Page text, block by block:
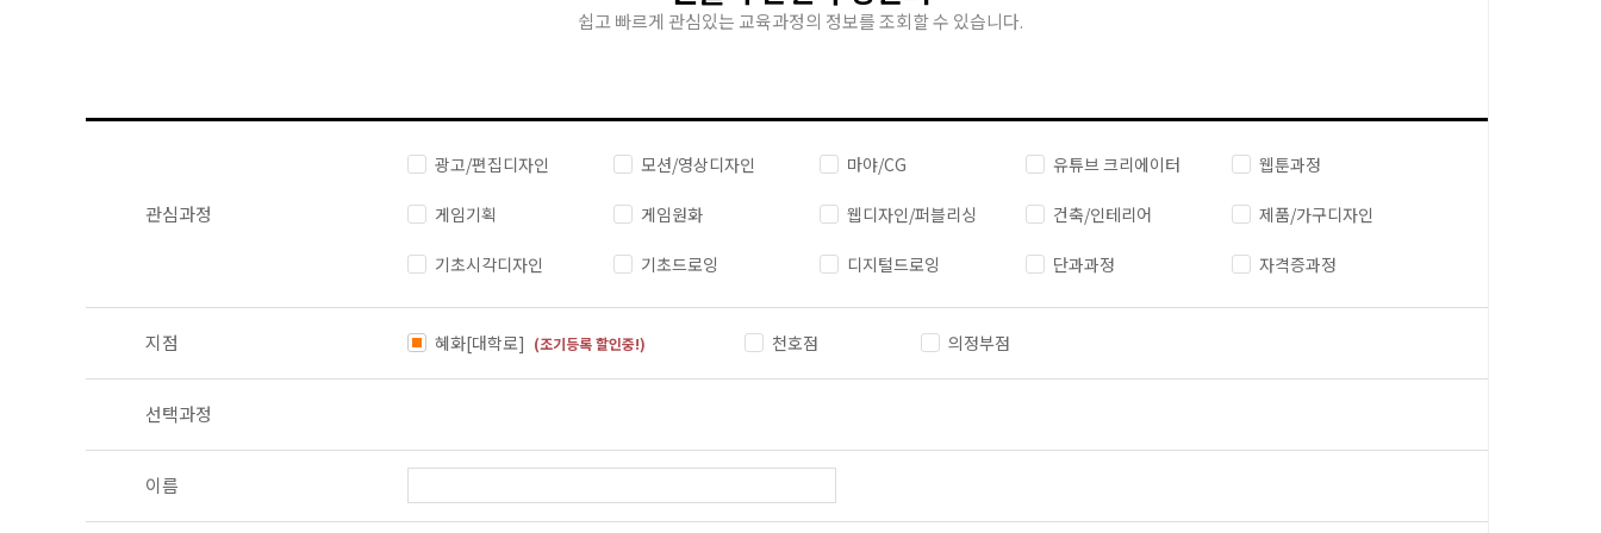
쉽고 빠르게 관심있는 교육과정의 정보를 조회할 수 있습니다.
관심과정
광고/편집디자인 모션/영상디자인 마야/CG 유튜브 크리에이터 웹툰과정
게임기획 게임원화 웹디자인/퍼블리싱 건축/인테리어 제품/가구디자인
기초시각디자인 기초드로잉 디지털드로잉 단과과정 자격증과정
지점 혜화[대학로] (조기등록 할인중!) 천호점 의정부점
선택과정
이름